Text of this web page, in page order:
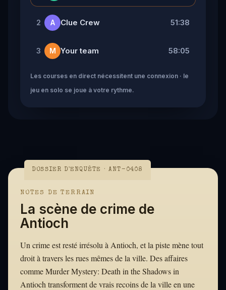
2 A Clue Crew 51:38
3 M Your team 58:05
Les courses en direct nécessitent une connexion · le
jeu en solo se joue à votre rythme.
DOSSIER D'ENQUÊTE · ANT-0408
NOTES DE TERRAIN
La scène de crime de
Antioch
Un crime est resté irrésolu à Antioch, et la piste mène tout
droit à travers les rues mêmes de la ville. Des affaires
comme Murder Mystery: Death in the Shadows in
Antioch transforment de vrais recoins de la ville en une